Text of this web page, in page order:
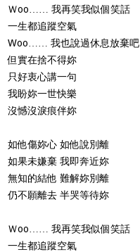
Ｗoo…… 我再笑我似個笑話
一生都追蹤空氣
Woo…… 我也說過休息放棄吧
但實在捨不得妳
只好衷心講一句
我盼妳一世快樂
沒憾沒淚痕伴妳
如他傷妳心 如他說別離
如果未嫌棄 我即奔近妳
無知的結他 難解妳別離
仍不願離去 半哭等待妳
Ｗoo…… 我再笑我似個笑話
一生都追蹤空氣